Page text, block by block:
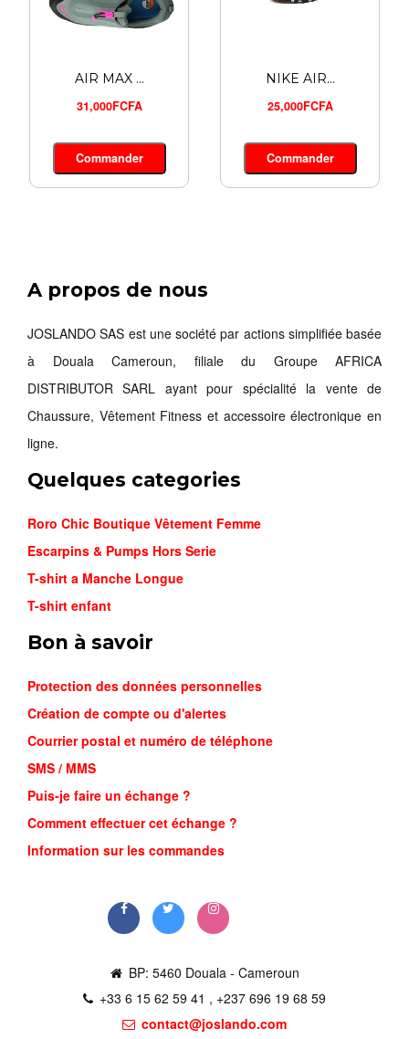
AIR MAX ...
31,000FCFA
Commander
NIKE AIR...
25,000FCFA
Commander
A propos de nous
JOSLANDO SAS est une société par actions simplifiée basée
à Douala Cameroun, filiale du Groupe AFRICA
DISTRIBUTOR SARL ayant pour spécialité la vente de
Chaussure, Vêtement Fitness et accessoire électronique en
ligne.
Quelques categories
Roro Chic Boutique Vêtement Femme
Escarpins & Pumps Hors Serie
T-shirt a Manche Longue
T-shirt enfant
Bon à savoir
Protection des données personnelles
Création de compte ou d'alertes
Courrier postal et numéro de téléphone
SMS / MMS
Puis-je faire un échange ?
Comment effectuer cet échange ?
Information sur les commandes
BP: 5460 Douala - Cameroun
+33 6 15 62 59 41 , +237 696 19 68 59
contact@joslando.com